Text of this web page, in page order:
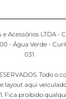
Acessórios LTDA -
- Água Verde -
031
Todo o
layout aqui
Fica proibido